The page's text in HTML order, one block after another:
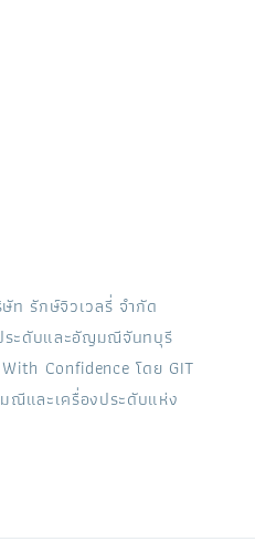
ท รักษ์จิวเวลรี่ จำกัด
ระดับและอัญมณีจันทบุรี
Confidence โดย GIT
และเครื่องประดับแห่ง